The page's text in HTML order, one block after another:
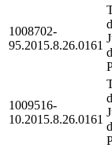
1008702-
95.2015.8.26.0161
1009516-
10.2015.8.26.0161